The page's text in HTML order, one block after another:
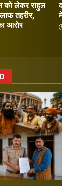
को लेकर राहुल
तहरीर,
आरोप